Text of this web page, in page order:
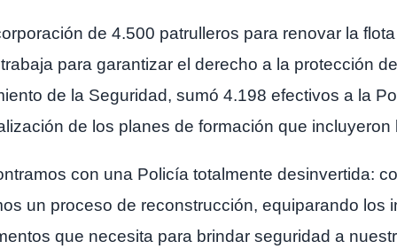
de 4.500 patrulleros para renovar la
para garantizar el derecho a la protección
de la Seguridad, sumó 4.198 efectivos a la
de los planes de formación que
con una Policía totalmente desinvertida:
un proceso de reconstrucción, equiparando
que necesita para brindar seguridad a